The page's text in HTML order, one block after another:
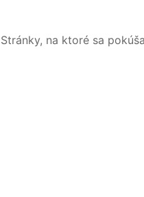
Stránky, na ktoré sa